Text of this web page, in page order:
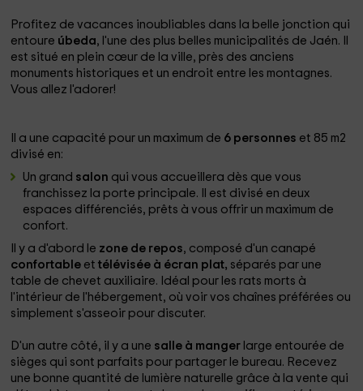
Profitez de vacances inoubliables dans la belle jonction qui
entoure úbeda, l'une des plus belles municipalités de Jaén. Il
est situé en plein cœur de la ville, près des anciens
monuments historiques et un endroit entre les montagnes.
Vous allez l'adorer!
Il a une capacité pour un maximum de 6 personnes et 85 m2
divisé en:
Un grand salon qui vous accueillera dès que vous
franchissez la porte principale. Il est divisé en deux
espaces différenciés, prêts à vous offrir un maximum de
confort.
Il y a d'abord le zone de repos, composé d'un canapé
confortable ettélévisée à écran plat, séparés par une
table de chevet auxiliaire. Idéal pour les rats morts à
l'intérieur de l'hébergement, où voir vos chaînes préférées ou
simplement s'asseoir pour discuter.
D'un autre côté, il y a une salle à manger large entourée de
sièges qui sont parfaits pour partager le bureau. Recevez
une bonne quantité de lumière naturelle grâce à la vente qui